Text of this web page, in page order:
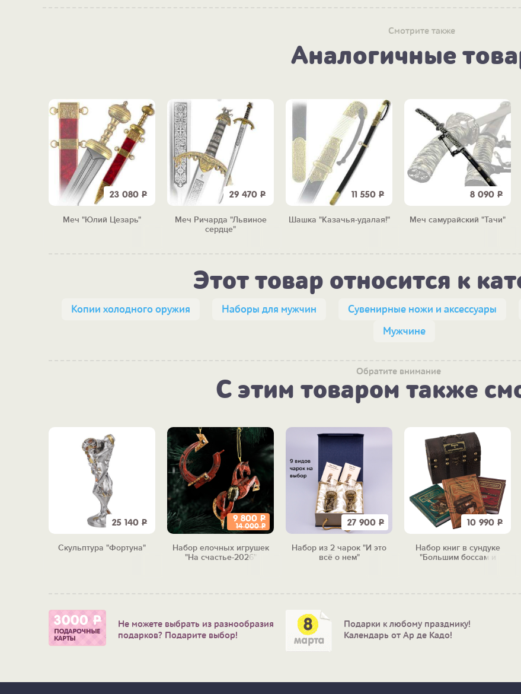
Смотрите также
Аналогичные
23 080 Р
Меч "Юлий Цезарь"
29 470 Р
Меч Ричарда "Львиное
сердце"
11 550 Р
Шашка "Казачья-удалая!"
8 090 Р
Меч самурайский "Тачи"
Этот товар относится к
Копии холодного оружия Наборы для мужчин Сувенирные ножи и аксессуары
Мужчине
Обратите внимание
С этим товаром также
25 140 Р
Скульптура "Фортуна"
9 800 Р
14 000Р
Набор елочных игрушек
"На счастье-2026"
27 900 Р
Набор из 2 чарок "И это
всё о нем"
10 990 Р
Набор книг в сундуке
"Большим боссам и
Не можете выбрать из разнообразия
подарков? Подарите выбор!
Подарки к любому празднику!
Календарь от Ар де Кадо!